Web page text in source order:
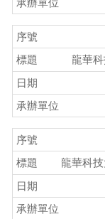
龍華
龍華科